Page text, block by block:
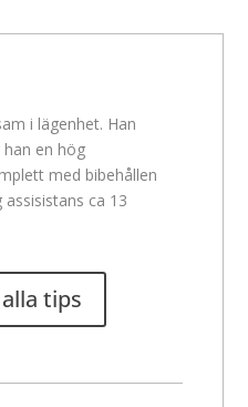
i lägenhet. Han
han en hög
med bibehållen
assisistans ca 13
tips